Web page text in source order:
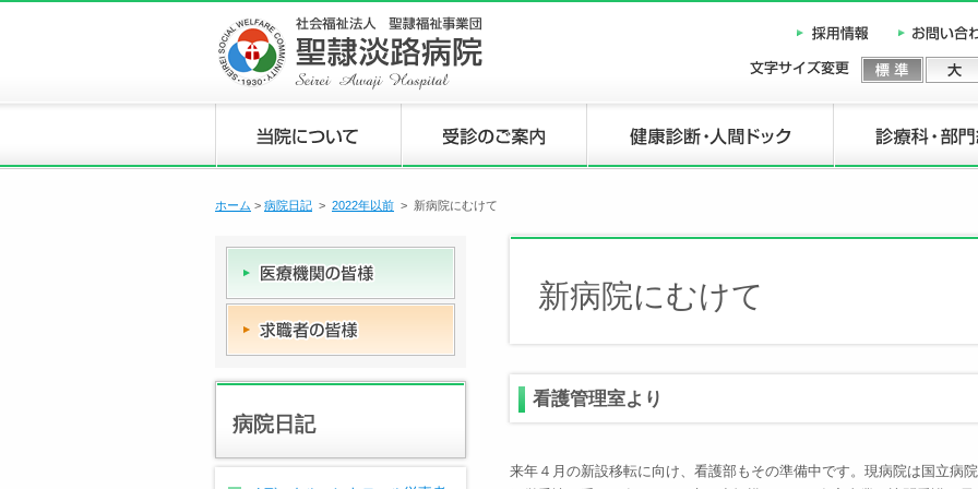
ホーム > 病院日記 > 2022年以前 > 新病院にむけて
新病院にむけて
看護管理室より
来年４月の新設移転に向け、看護部もその準備中です。現病院は国立病
病院日記